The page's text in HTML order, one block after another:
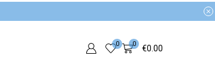
0 0 €0.00